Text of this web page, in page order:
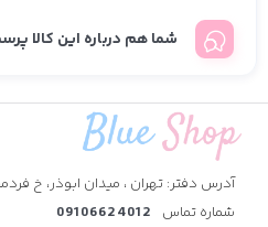
شما هم درباره این کالا
آدرس دفتر: تهران ، میدان ابوذر، خ فردمحمدی ،
شماره تماس 09106624012